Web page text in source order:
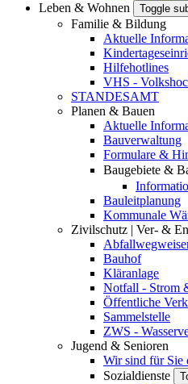
Leben & Wohnen
Toggle
Familie & Bildung
Aktuelle
Hilfehotlines
VHS -
STANDESAMT
Planen & Bauen
Aktuelle
Bauverwaltung
Formulare &
Baugebiete &
Bauleitplanung
Kommunale
Zivilschutz | Ver- &
Bauhof
Kläranlage
Notfall - Strom
Öffentliche
Sammelstelle
ZWS -
Jugend & Senioren
Wir sind für Sie
Sozialdienste